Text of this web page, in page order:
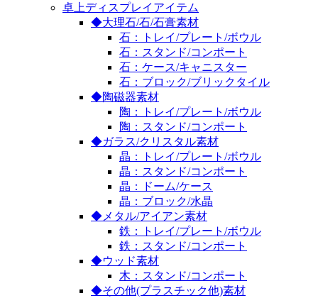
卓上ディスプレイアイテム
◆大理石/石/石膏素材
石：トレイ/プレート/ボウル
石：スタンド/コンポート
石：ケース/キャニスター
石：ブロック/ブリックタイル
◆陶磁器素材
陶：トレイ/プレート/ボウル
陶：スタンド/コンポート
◆ガラス/クリスタル素材
晶：トレイ/プレート/ボウル
晶：スタンド/コンポート
晶：ドーム/ケース
晶：ブロック/水晶
◆メタル/アイアン素材
鉄：トレイ/プレート/ボウル
鉄：スタンド/コンポート
◆ウッド素材
木：スタンド/コンポート
◆その他(プラスチック他)素材